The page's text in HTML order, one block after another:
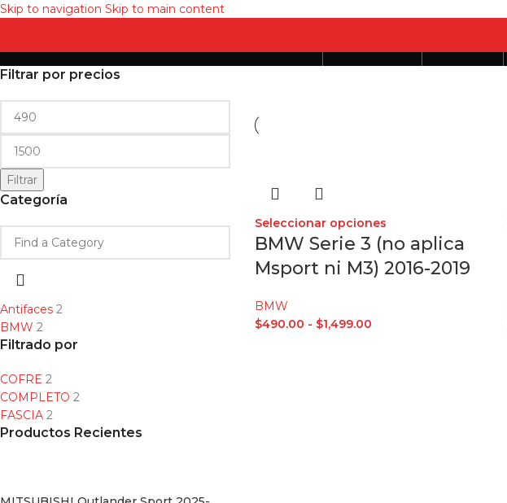
Skip to navigation Skip to main content
Filtrar por precios
Filtrar
Categoría
Antifaces 2
BMW 2
Filtrado por
COFRE 2
COMPLETO 2
FASCIA 2
Productos Recientes
Seleccionar opciones
BMW Serie 3 (no aplica
Msport ni M3) 2016-2019
BMW
$490.00 - $1,499.00